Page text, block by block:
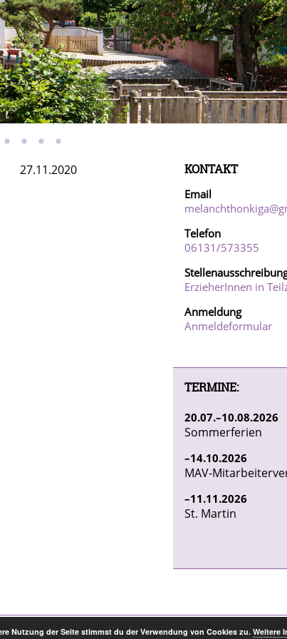
27.11.2020 KONTAKT
Email
Telefon
06131/573355
ErzieherInnen in
Anmeldung
Anmeldeformular
TERMINE:
20 07 10 08 2026
Sommerferien
14 10 2026
MAV-
11 11 2026
St. Martin
Nutzung der Seite stimmst du der Verwendung von Cookies zu. Weitere